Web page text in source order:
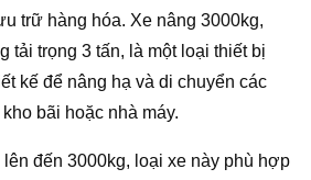
trữ hàng hóa. Xe nâng 3000kg,
tải trọng 3 tấn, là một loại thiết bị
kế để nâng hạ và di chuyển các
bãi hoặc nhà máy.
đến 3000kg, loại xe này phù hợp